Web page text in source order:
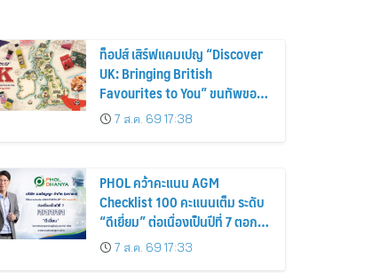
ท็อปส์ เสิร์ฟแคมเปญ “Discover
UK: Bringing British
Favourites to You” ขนทัพของ
อร่อยและไอเท็มฮิตจากสหราช
อาณาจักร ส่งตรงถึงมือตั้งแต่วัน
7 ส.ค. 69 17:38
PHOL คว้าคะแนน AGM
Checklist 100 คะแนนเต็ม ระดับ
“ดีเยี่ยม” ต่อเนื่องเป็นปีที่ 7 ตอกย้ำ
การดำเนินธุรกิจตามหลักธรรมาภิ
บาล โปร่งใส สร้างความเชื่อมั่นผู้
7 ส.ค. 69 17:33